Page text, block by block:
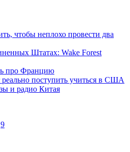
чтобы неплохо провести два
Штатах: Wake Forest
про Францию
реально поступить учиться в США
и радио Китая
9